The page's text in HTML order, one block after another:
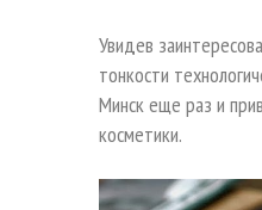
Увидев
тонкости
Минск еще раз и
косметики.